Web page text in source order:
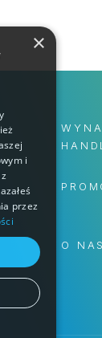
O NAS
×
i
przez